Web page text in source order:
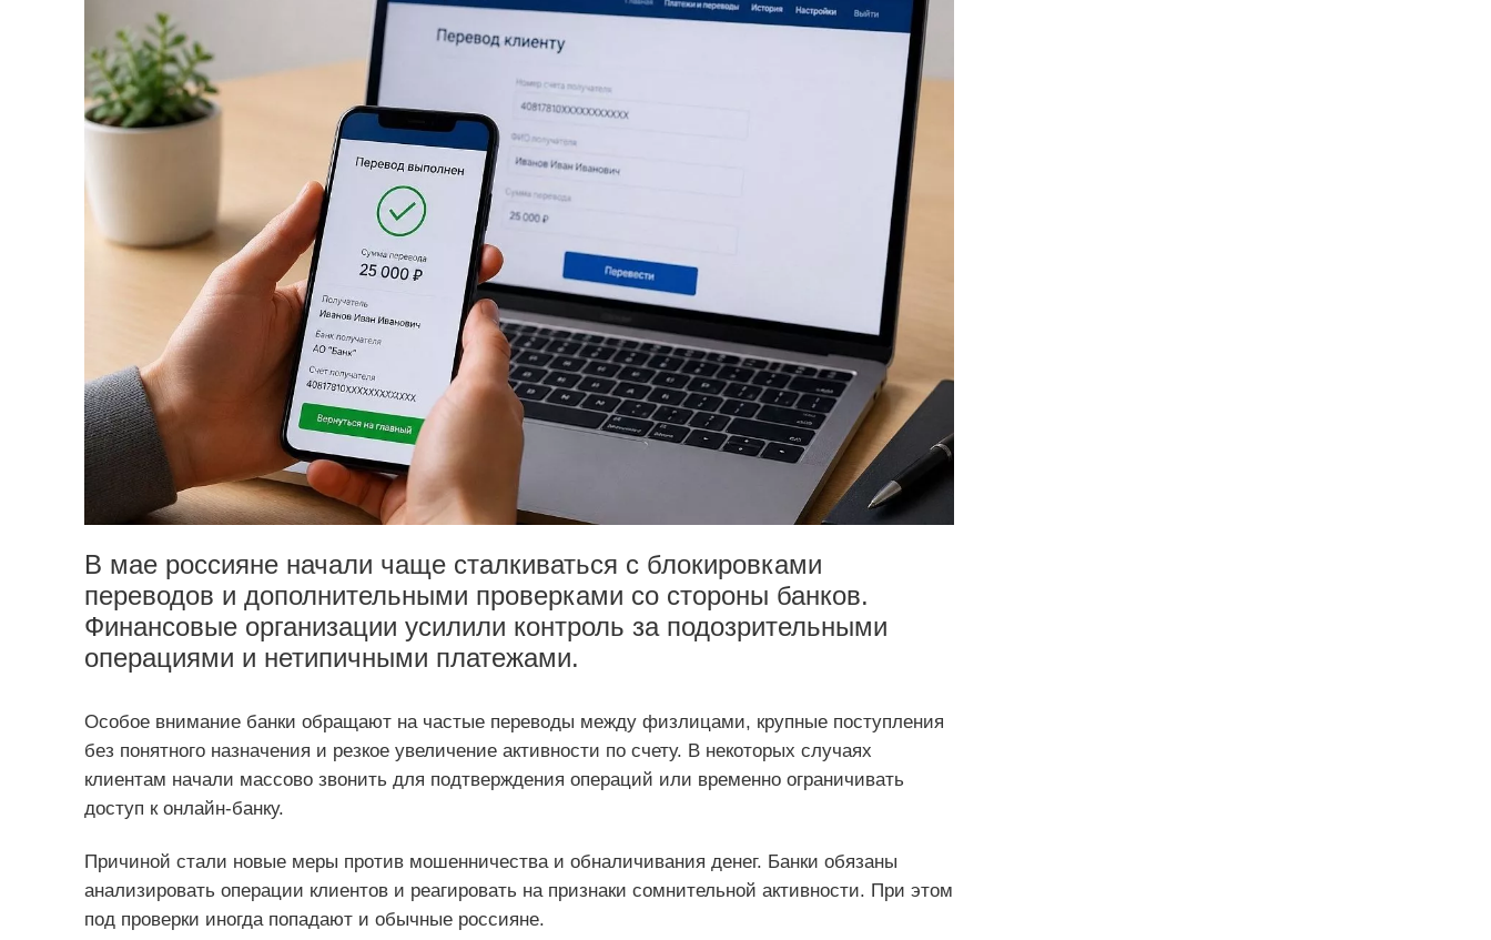
В мае россияне начали чаще сталкиваться с блокировками
переводов и дополнительными проверками со стороны банков.
Финансовые организации усилили контроль за подозрительными
операциями и нетипичными платежами.
Особое внимание банки обращают на частые переводы между физлицами, крупные поступления
без понятного назначения и резкое увеличение активности по счету. В некоторых случаях
клиентам начали массово звонить для подтверждения операций или временно ограничивать
доступ к онлайн-банку.
Причиной стали новые меры против мошенничества и обналичивания денег. Банки обязаны
анализировать операции клиентов и реагировать на признаки сомнительной активности. При этом
под проверки иногда попадают и обычные россияне.